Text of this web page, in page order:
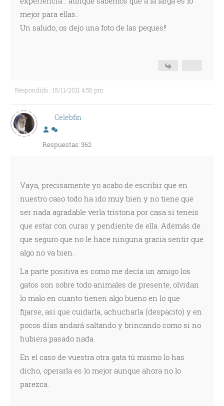
mejor para ellas..
Un saludo, os dejo una foto de las peques!!
Respondido : 15/11/2011 4:50 pm
Celebfin
Respuestas: 362
Vaya, precisamente yo acabo de escribir que en
nuestro caso todo ha ido muy bien y no tiene que
ser nada agradable verla tristona por casa si teneis
que estar con curas y pendiente de ella. Además de
que seguro que no le hace ninguna gracia sentir que
algo no va bien.
La parte positiva es como me decía un amigo los
gatos son sobre todo animales de presente, olvidan
lo malo en cuanto tienen algo bueno en lo que
fijarse, asi que cuidarla, achucharla (despacito) y en
pocos días andará saltando y brincando como si no
hubiera pasado nada.
En el caso de vuestra otra gata tú mismo lo has
dicho, operarla es lo mejor aunque ahora no lo
parezca.